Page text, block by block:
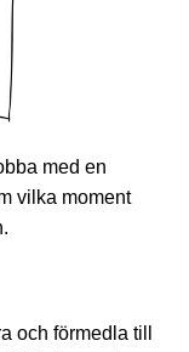
med en
vilka moment
och förmedla till